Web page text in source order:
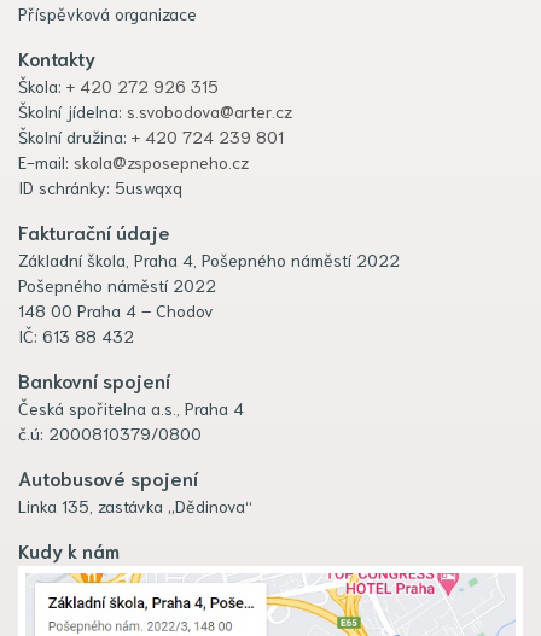
Příspěvková organizace
Kontakty
Škola: + 420 272 926 315
Školní jídelna: s.svobodova@arter.cz
Školní družina: + 420 724 239 801
E-mail: skola@zsposepneho.cz
ID schránky: 5uswqxq
Fakturační údaje
Základní škola, Praha 4, Pošepného náměstí 2022
Pošepného náměstí 2022
148 00 Praha 4 – Chodov
IČ: 613 88 432
Bankovní spojení
Česká spořitelna a.s., Praha 4
č.ú: 2000810379/0800
Autobusové spojení
Linka 135, zastávka „Dědinova“
Kudy k nám